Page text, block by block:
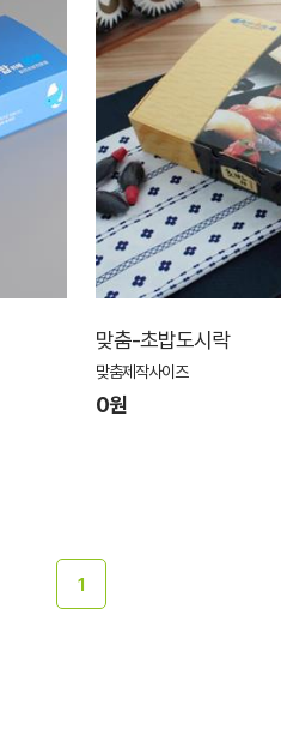
맞춤-초밥도시락
맞춤제작사이즈
0원
1